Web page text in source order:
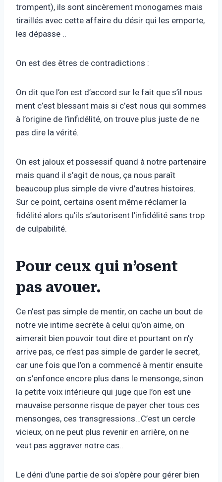
trompent), ils sont sincèrement monogames mais
tiraillés avec cette affaire du désir qui les emporte,
les dépasse ..
On est des êtres de contradictions :
On dit que l’on est d’accord sur le fait que s’il nous
ment c’est blessant mais si c’est nous qui sommes
à l’origine de l’infidélité, on trouve plus juste de ne
pas dire la vérité.
On est jaloux et possessif quand à notre partenaire
mais quand il s’agit de nous, ça nous paraît
beaucoup plus simple de vivre d’autres histoires.
Sur ce point, certains osent même réclamer la
fidélité alors qu’ils s’autorisent l’infidélité sans trop
de culpabilité.
Pour ceux qui n’osent
pas avouer.
Ce n’est pas simple de mentir, on cache un bout de
notre vie intime secrète à celui qu’on aime, on
aimerait bien pouvoir tout dire et pourtant on n’y
arrive pas, ce n’est pas simple de garder le secret,
car une fois que l’on a commencé à mentir ensuite
on s’enfonce encore plus dans le mensonge, sinon
la petite voix intérieure qui juge que l’on est une
mauvaise personne risque de payer cher tous ces
mensonges, ces transgressions…C’est un cercle
vicieux, on ne peut plus revenir en arrière, on ne
veut pas aggraver notre cas..
Le déni d’une partie de soi s’opère pour gérer bien